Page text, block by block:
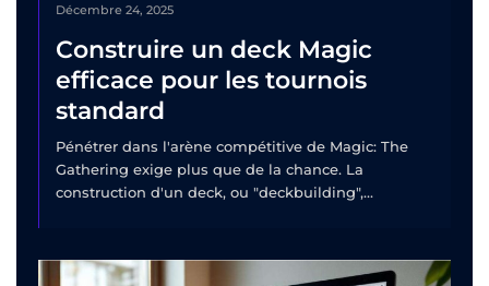
Décembre 24, 2025
Construire un deck Magic
efficace pour les tournois
standard
Pénétrer dans l'arène compétitive de Magic: The
Gathering exige plus que de la chance. La
construction d'un deck, ou "deckbuilding",...